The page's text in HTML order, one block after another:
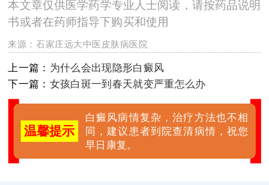
本文章仅供医学药学专业人士阅读，请按药品说明
书或者在药师指导下购买和使用
来源：石家庄远大中医皮肤病医院
上一篇： 为什么会出现隐形白癜风
下一篇： 女孩白斑一到春天就变严重怎么办
温馨提示
白癜风病情复杂，治疗方法也不相
同，建议患者到院查清病情，祝您
早日康复。